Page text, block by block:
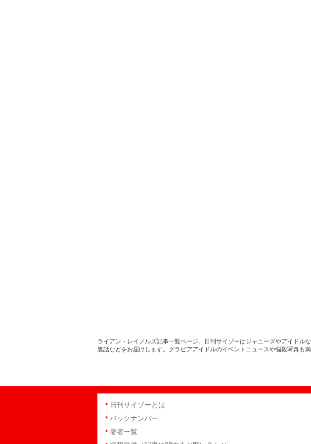
ライアン・レイノルズ記事一覧ページ。日刊サイゾーはジャニーズやアイド
裏話などをお届けします。グラビアアイドルのイベントニュースや悩殺写真
日刊サイゾーとは
バックナンバー
著者一覧